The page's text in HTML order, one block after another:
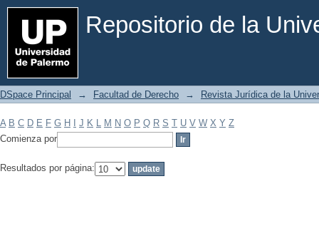
Repositorio de la
Filtrar por: Materia
DSpace Principal → Facultad de Derecho → Revista Jurídica de la
A B C D E F G H J K L M N O P Q R S T U V W X Y Z
Comienza por
Resultados por página: